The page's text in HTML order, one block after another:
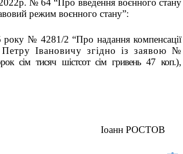
№ 64 “Про введення воєнного стану
режим воєнного стану”:
року № 4281/2 “Про надання компенсації
Івановичу згідно із заявою №
сiм тисяч шiстсот сiм гривень 47 коп.),
РОСТОВ